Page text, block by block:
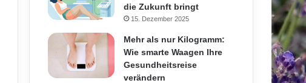
die Zukunft bringt
15. Dezember 2025
Mehr als nur Kilogramm:
Wie smarte Waagen Ihre
Gesundheitsreise
verändern